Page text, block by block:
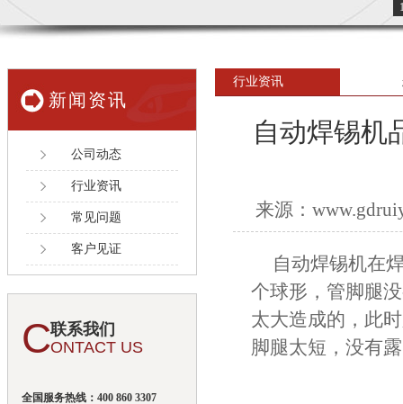
新闻资讯
公司动态
行业资讯
常见问题
客户见证
C联系我们
ONTACT US
全国服务热线：400 860 3307
行业资讯
自动焊锡机
来源：
自动焊锡机在
个球形，管脚腿
太大造成的，此
脚腿太短，没有